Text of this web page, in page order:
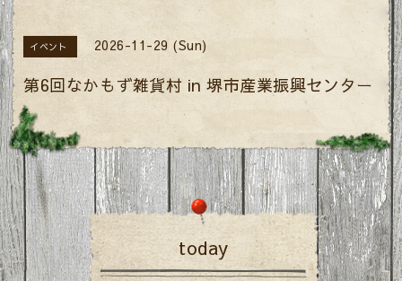
イベント 2026-11-29 (Sun)
第6回なかもず雑貨村 in 堺市産業振興センター
today